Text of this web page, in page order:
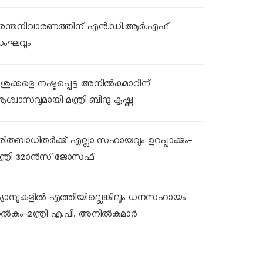
എൻ.ഡി.ആർ.എഫ്
നഷ്ടപ്പെട്ട അനിൽകുമാറിന്
മന്ത്രി ബിന്ദു കൃഷ്ണ
എല്ലാ സഹായവും ഉറപ്പാക്കും-
മോൻസ് ജോസഫ്
എത്തിയില്ലെങ്കിലും ധനസഹായം
മന്ത്രി എ.പി. അനിൽകുമാർ